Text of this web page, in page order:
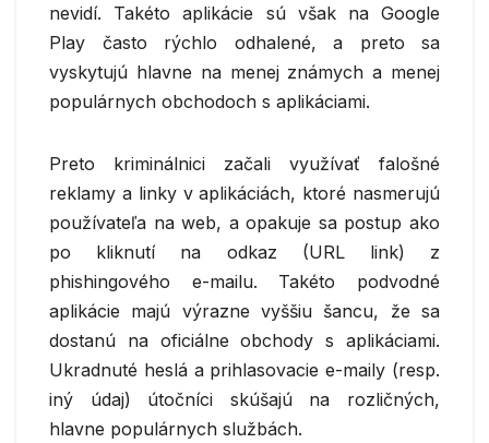
nevidí. Takéto aplikácie sú však na Google
Play často rýchlo odhalené, a preto sa
vyskytujú hlavne na menej známych a menej
populárnych obchodoch s aplikáciami.
Preto kriminálnici začali využívať falošné
reklamy a linky v aplikáciách, ktoré nasmerujú
používateľa na web, a opakuje sa postup ako
po kliknutí na odkaz (URL link) z
phishingového e-mailu. Takéto podvodné
aplikácie majú výrazne vyššiu šancu, že sa
dostanú na oficiálne obchody s aplikáciami.
Ukradnuté heslá a prihlasovacie e-maily (resp.
iný údaj) útočníci skúšajú na rozličných,
hlavne populárnych službách.